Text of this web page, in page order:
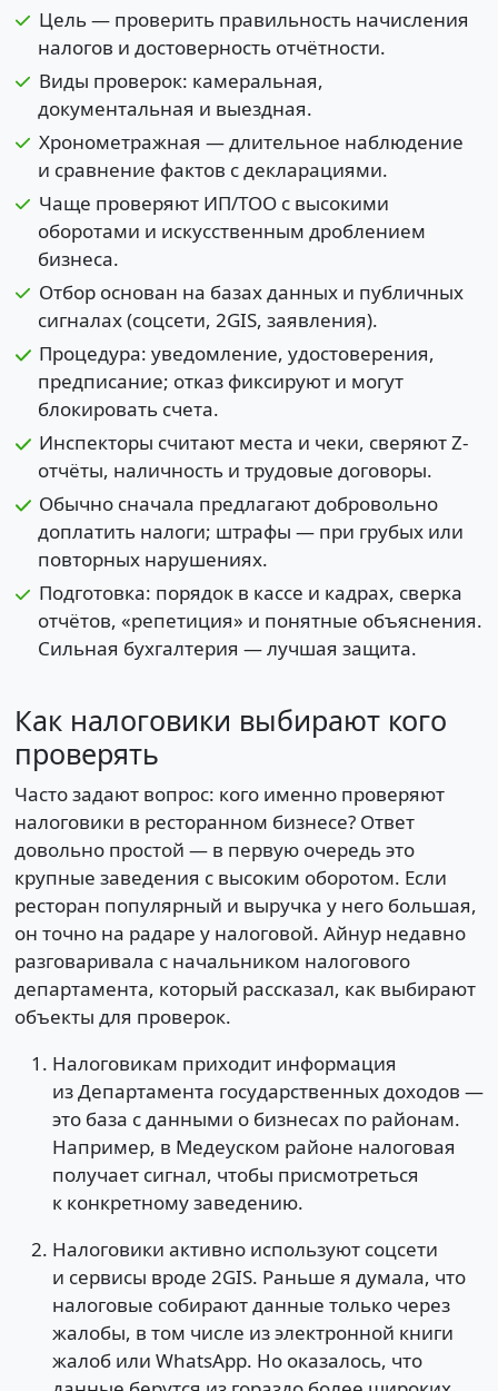
Цель — проверить правильность начисления
налогов и достоверность отчётности.
Виды проверок: камеральная,
документальная и выездная.
Хронометражная — длительное наблюдение
и сравнение фактов с декларациями.
Чаще проверяют ИП/ТОО с высокими
оборотами и искусственным дроблением
бизнеса.
Отбор основан на базах данных и публичных
сигналах (соцсети, 2GIS, заявления).
Процедура: уведомление, удостоверения,
предписание; отказ фиксируют и могут
блокировать счета.
Инспекторы считают места и чеки, сверяют Z-
отчёты, наличность и трудовые договоры.
Обычно сначала предлагают добровольно
доплатить налоги; штрафы — при грубых или
повторных нарушениях.
Подготовка: порядок в кассе и кадрах, сверка
отчётов, «репетиция» и понятные объяснения.
Сильная бухгалтерия — лучшая защита.
Как налоговики выбирают кого
проверять
Часто задают вопрос: кого именно проверяют
налоговики в ресторанном бизнесе? Ответ
довольно простой — в первую очередь это
крупные заведения с высоким оборотом. Если
ресторан популярный и выручка у него большая,
он точно на радаре у налоговой. Айнур недавно
разговаривала с начальником налогового
департамента, который рассказал, как выбирают
объекты для проверок.
Налоговикам приходит информация
из Департамента государственных доходов —
это база с данными о бизнесах по районам.
Например, в Медеуском районе налоговая
получает сигнал, чтобы присмотреться
к конкретному заведению.
Налоговики активно используют соцсети
и сервисы вроде 2GIS. Раньше я думала, что
налоговые собирают данные только через
жалобы, в том числе из электронной книги
жалоб или WhatsApp. Но оказалось, что